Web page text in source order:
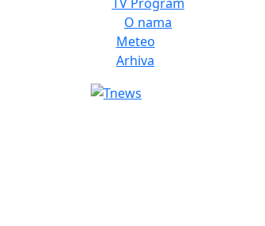
O nama
Meteo
Arhiva